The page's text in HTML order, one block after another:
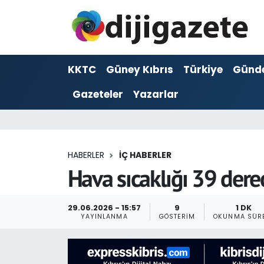
KKTC Güney Kıbrıs Türkiye
Gazeteler
Yazarlar
HABERLER İÇ HABERLER
Hava sıcaklığı 39
29.06.2026 - 15:57
YAYINLANMA
9
GÖSTERIM
1 DK
OKUNMA
ADVERTORIAL
Dijigazete
Hava Durumu
Trafik Durumu
Son Dakika Haberleri